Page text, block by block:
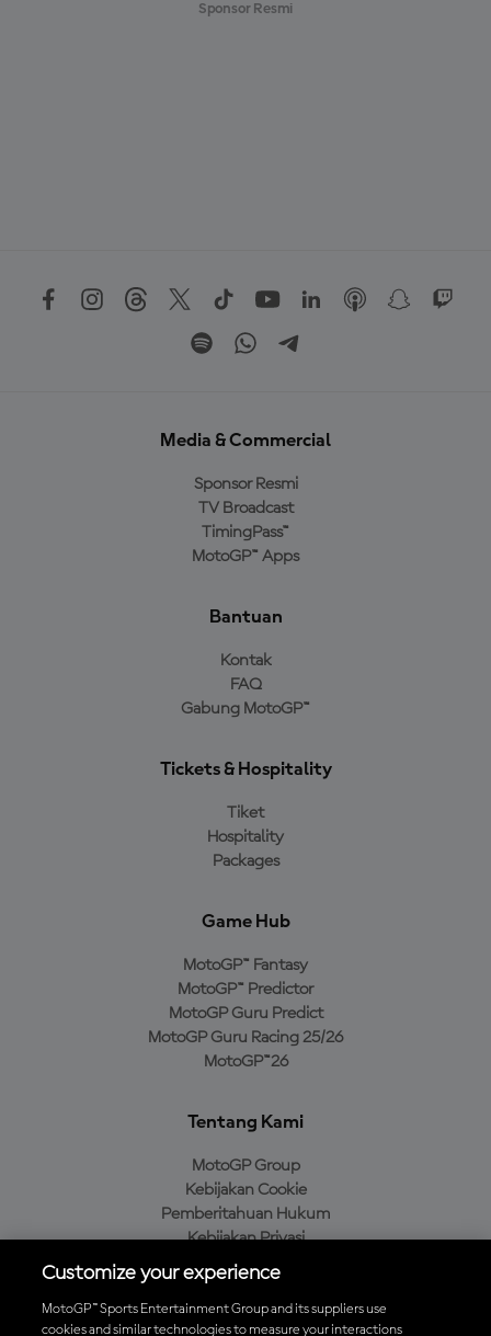
Sponsor Resmi
Media & Commercial
Sponsor Resmi
TV Broadcast
TimingPass™
MotoGP™ Apps
Bantuan
Kontak
FAQ
Gabung MotoGP™
Tickets & Hospitality
Tiket
Hospitality
Packages
Game Hub
MotoGP™ Fantasy
MotoGP™ Predictor
MotoGP Guru Predict
MotoGP Guru Racing 25/26
MotoGP™26
Tentang Kami
MotoGP Group
Kebijakan Cookie
Pemberitahuan Hukum
Kebijakan Privasi
Kebijakan Pembelian
Customize your experience
MotoGP™ Sports Entertainment Group and its suppliers use
cookies and similar technologies to measure your interactions